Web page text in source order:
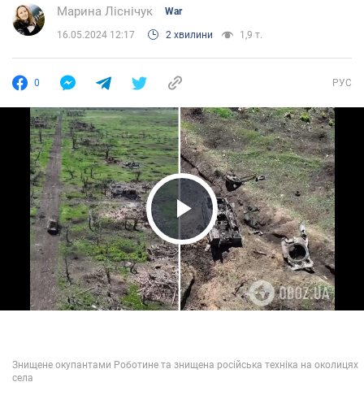
Марина Ліснічук War
16.05.2024 12:17 2 хвилини 1,9 т.
0 РУС
Play Video